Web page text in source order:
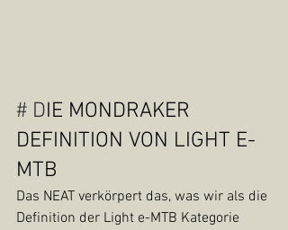
# DIE MONDRAKER
DEFINITION VON LIGHT E-
MTB
Das NEAT verkörpert das, was wir als die
Definition der Light e-MTB Kategorie